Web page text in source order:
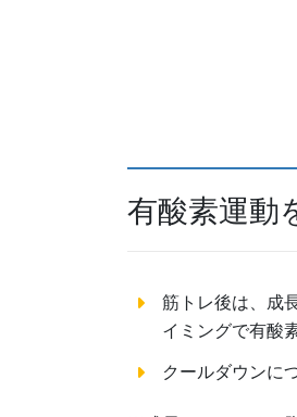
有酸素運動
筋トレ後は、成
イミングで有酸
クールダウンに